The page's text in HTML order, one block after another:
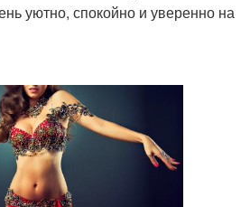
уютно, спокойно и уверенно на